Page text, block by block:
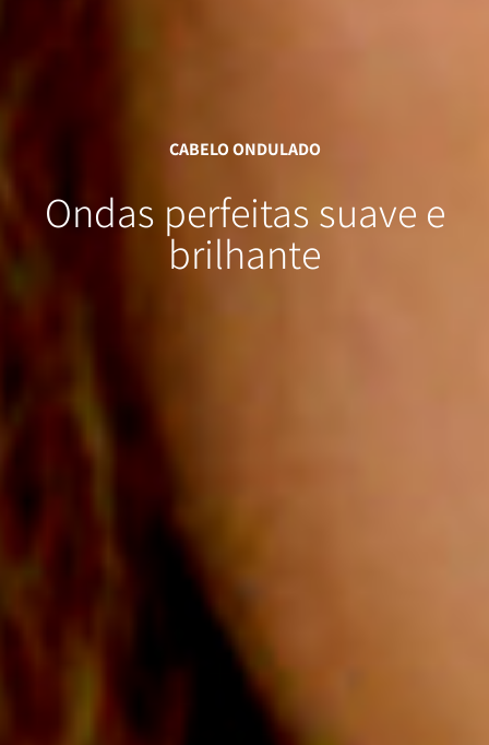
CABELO ONDULADO
Ondas perfeitas suave e
brilhante